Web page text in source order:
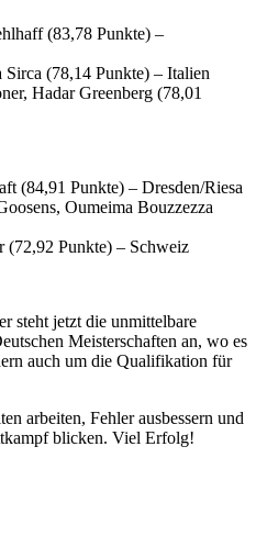
(83,78 Punkte) –
(78,14 Punkte) – Italien
Hadar Greenberg (78,01
(84,91 Punkte) – Dresden/Riesa
Oumeima Bouzzezza
Punkte) – Schweiz
steht jetzt die unmittelbare
Meisterschaften an, wo es
auch um die Qualifikation für
arbeiten, Fehler ausbessern und
blicken. Viel Erfolg!